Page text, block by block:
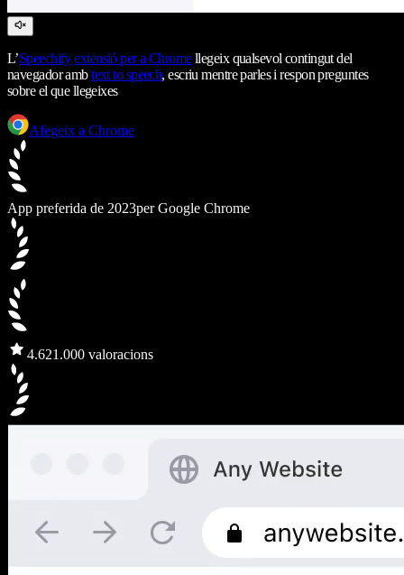
L’Speechify extensió per a Chromellegeix qualsevol contingut del
navegador ambtext to speech, escriu mentre parles i respon preguntes
sobre el que llegeixes
Afegeix a Chrome
App preferida de 2023per Google Chrome
4.621.000 valoracions